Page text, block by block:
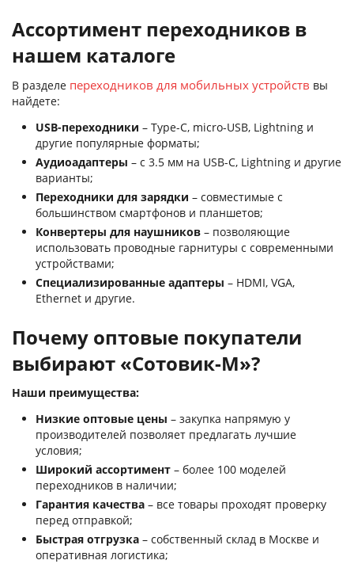
Ассортимент переходников в
нашем каталоге
В разделе переходников для мобильных устройств вы
найдете:
USB-переходники – Type-C, micro-USB, Lightning и
другие популярные форматы;
Аудиоадаптеры – с 3.5 мм на USB-C, Lightning и другие
варианты;
Переходники для зарядки – совместимые с
большинством смартфонов и планшетов;
Конвертеры для наушников – позволяющие
использовать проводные гарнитуры с современными
устройствами;
Специализированные адаптеры – HDMI, VGA,
Ethernet и другие.
Почему оптовые покупатели
выбирают «Сотовик-М»?
Наши преимущества:
Низкие оптовые цены – закупка напрямую у
производителей позволяет предлагать лучшие
условия;
Широкий ассортимент – более 100 моделей
переходников в наличии;
Гарантия качества – все товары проходят проверку
перед отправкой;
Быстрая отгрузка – собственный склад в Москве и
оперативная логистика;